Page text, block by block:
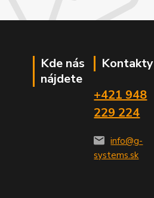
Kde nás
nájdete
Kontakty
+421 948
229 224
info@g-
systems.sk